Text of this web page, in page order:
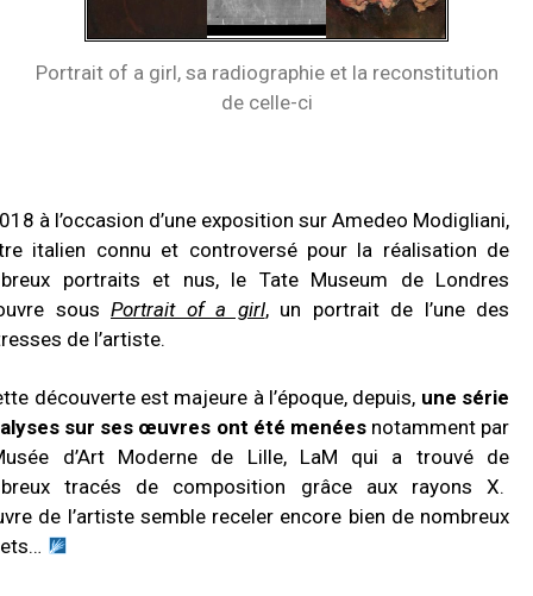
Portrait of a girl, sa radiographie et la reconstitution
de celle-ci
à l’occasion d’une exposition sur Amedeo Modigliani,
italien connu et controversé pour la réalisation de
portraits et nus, le Tate Museum de Londres
sous Portrait of a girl,un portrait de l’une des
de l’artiste.
découverte est majeure à l’époque, depuis, une série
sur ses œuvres ont été menéesnotamment par
d’Art Moderne de Lille, LaM qui a trouvé de
tracés de composition grâce aux rayons X.
de l’artiste semble receler encore bien de nombreux